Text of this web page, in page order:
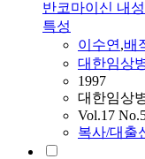
반코마이신 내
특성
이수연,배
대한임상
1997
대한임상
Vol.17
복사/대출